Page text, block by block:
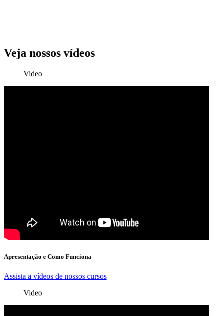
Veja nossos vídeos
Video
Apresentação e Como Funciona
Assista a vídeos de nossos cursos
Video